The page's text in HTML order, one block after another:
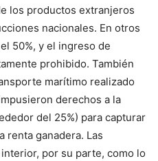
los productos extranjeros
nacionales. En otros
50%, y el ingreso de
prohibido. También
marítimo realizado
derechos a la
del 25%) para capturar
renta ganadera. Las
por su parte, como lo